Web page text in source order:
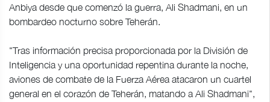
Anbiya desde que comenzó la guerra, Ali Shadmani, en un
bombardeo nocturno sobre Teherán.
"Tras información precisa proporcionada por la División de
Inteligencia y una oportunidad repentina durante la noche,
aviones de combate de la Fuerza Aérea atacaron un cuartel
general en el corazón de Teherán, matando a Ali Shadmani",